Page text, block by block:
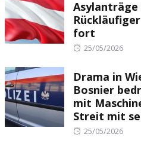
Asylanträge
fort
Posted
25/05/2026
Drama in
Bosnier
mit
Streit mit
Posted
25/05/2026